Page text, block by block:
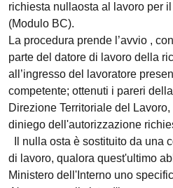
richiesta nullaosta al lavoro per
(Modulo BC).
La procedura prende l’avvio ,
parte del datore di lavoro della
all’ingresso del lavoratore
competente; ottenuti i pareri
Direzione Territoriale del
diniego dell'autorizzazione
Il nulla osta è sostituito da una
di lavoro, qualora quest'ultimo
Ministero dell'Interno uno